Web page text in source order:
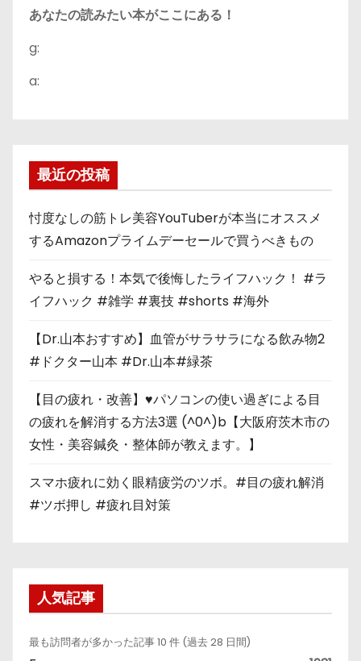
あなたの読みたい本がここにある！
g:
a:
最近の投稿
忖度なしの筋トレ美容YouTuberが本当にオススメ
するAmazonプライムデーセールで買うべきもの
やると損する！本気で後悔したライフハック！ #ラ
イフハック #雑学 #裏技 #shorts #海外
【Dr.山本おすすめ】血管がサラサラになる飲み物2
#ドクター山本 #Dr.山本#緑茶
【目の疲れ・改善】♥パソコンの使い過ぎによる目
の疲れを解消する方法3選 (^0^)b【大阪府茨木市の
女性・美容鍼灸・整体師が教えます。】
スマホ疲れに効く眼精疲労のツボ。#目の疲れ解消
#ツボ押し #疲れ目対策
人気記事
最も訪問者が多かった記事 10 件 (過去 28 日間)